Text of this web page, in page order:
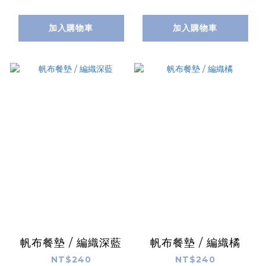
加入購物車 加入購物車
帆布餐墊 / 編織深藍
NT$240
帆布餐墊 / 編織橘
NT$240